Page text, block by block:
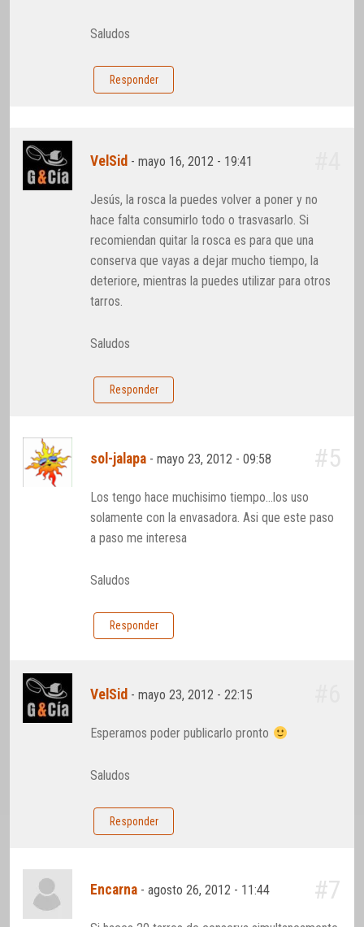
Saludos
Responder
VelSid -mayo 16, 2012 - 19:41
Jesús, la rosca la puedes volver a poner y no
hace falta consumirlo todo o trasvasarlo. Si
recomiendan quitar la rosca es para que una
conserva que vayas a dejar mucho tiempo, la
deteriore, mientras la puedes utilizar para otros
tarros.
Saludos
Responder
sol-jalapa -mayo 23, 2012 - 09:58 #5
Los tengo hace muchisimo tiempo…los uso
solamente con la envasadora. Asi que este paso
a paso me interesa
Saludos
Responder
VelSid -mayo 23, 2012 - 22:15
Esperamos poder publicarlo pronto
Saludos
Responder
Encarna -agosto 26, 2012 - 11:44 #7